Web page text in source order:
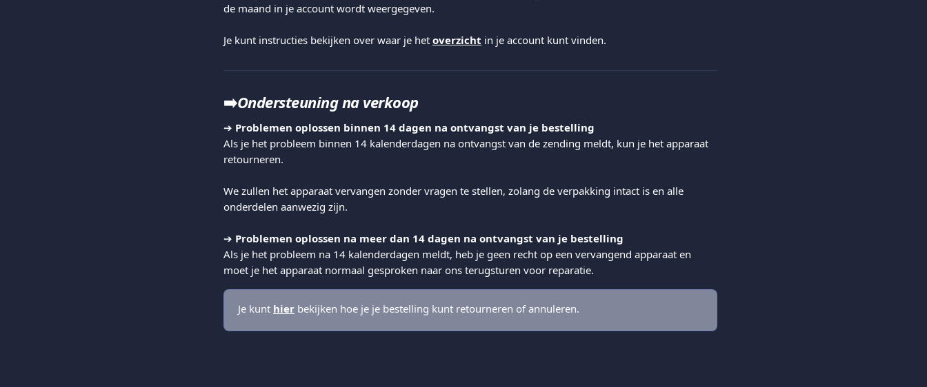
de maand in je account wordt weergegeven.
Je kunt instructies bekijken over waar je het overzicht in je account kunt vinden.
➡️Ondersteuning na verkoop
➔ Problemen oplossen binnen 14 dagen na ontvangst van je bestelling
Als je het probleem binnen 14 kalenderdagen na ontvangst van de zending meldt, kun je het apparaat
retourneren.
We zullen het apparaat vervangen zonder vragen te stellen, zolang de verpakking intact is en alle
onderdelen aanwezig zijn.
➔ Problemen oplossen na meer dan 14 dagen na ontvangst van je bestelling
Als je het probleem na 14 kalenderdagen meldt, heb je geen recht op een vervangend apparaat en
moet je het apparaat normaal gesproken naar ons terugsturen voor reparatie.
Je kunt hier bekijken hoe je je bestelling kunt retourneren of annuleren.